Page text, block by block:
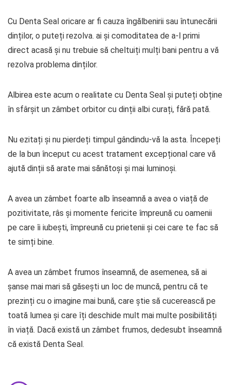
Cu Denta Seal oricare ar fi cauza îngălbenirii sau întunecării
dinților, o puteți rezolva. ai și comoditatea de a-l primi
direct acasă și nu trebuie să cheltuiți mulți bani pentru a vă
rezolva problema dinților.
Albirea este acum o realitate cu Denta Seal și puteți obține
în sfârșit un zâmbet orbitor cu dinții albi curați, fără pată.
Nu ezitați și nu pierdeți timpul gândindu-vă la asta. Începeți
de la bun început cu acest tratament excepțional care vă
ajută dinții să arate mai sănătoși și mai luminoși.
A avea un zâmbet foarte alb înseamnă a avea o viață de
pozitivitate, râs și momente fericite împreună cu oamenii
pe care îi iubești, împreună cu prietenii și cei care te fac să
te simți bine.
A avea un zâmbet frumos înseamnă, de asemenea, să ai
șanse mai mari să găsești un loc de muncă, pentru că te
prezinți cu o imagine mai bună, care știe să cucerească pe
toată lumea și care îți deschide mult mai multe posibilități
în viață. Dacă există un zâmbet frumos, dedesubt înseamnă
că există Denta Seal.